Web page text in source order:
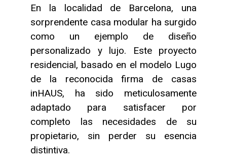
En la localidad de Barcelona, una
sorprendente casa modular ha surgido
como un ejemplo de diseño
personalizado y lujo. Este proyecto
residencial, basado en el modelo Lugo
de la reconocida firma de casas
inHAUS, ha sido meticulosamente
adaptado para satisfacer por
completo las necesidades de su
propietario, sin perder su esencia
distintiva.